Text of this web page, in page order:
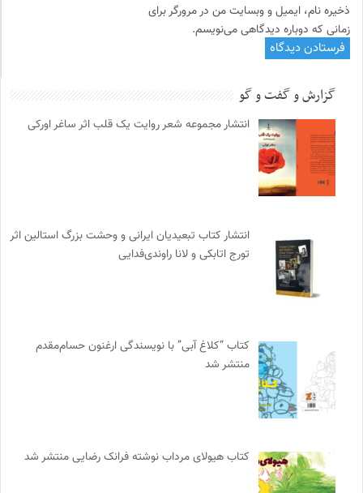
ذخیره نام، ایمیل و وبسایت من در مرورگر برای
زمانی که دوباره دیدگاهی می‌نویسم.
گزارش و گفت و گو
انتشار مجموعه شعر روایت یک قلب اثر ساغر اورکی
انتشار کتاب تبعیدیان ایرانی و وحشت بزرگ استالین اثر
تورج اتابکی و لانا راوندی‌فدایی
کتاب “کلاغ آبی” با نویسندگی ارغنون حسام‌مقدم
منتشر شد
کتاب هیولای مرداب نوشته فرانک رضایی منتشر شد